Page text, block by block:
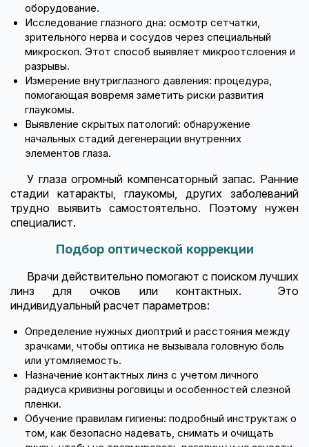
оборудование.
Исследование глазного дна: осмотр сетчатки,
зрительного нерва и сосудов через специальный
микроскоп. Этот способ выявляет микроотслоения и
разрывы.
Измерение внутриглазного давления: процедура,
помогающая вовремя заметить риски развития
глаукомы.
Выявление скрытых патологий: обнаружение
начальных стадий дегенерации внутренних
элементов глаза.
У глаза огромный компенсаторный запас. Ранние
стадии катаракты, глаукомы, других заболеваний
трудно выявить самостоятельно. Поэтому нужен
специалист.
Подбор оптической коррекции
Врачи действительно помогают с поиском лучших
линз для очков или контактных. Это
индивидуальный расчет параметров:
Определение нужных диоптрий и расстояния между
зрачками, чтобы оптика не вызывала головную боль
или утомляемость.
Назначение контактных линз с учетом личного
радиуса кривизны роговицы и особенностей слезной
пленки.
Обучение правилам гигиены: подробный инструктаж о
том, как безопасно надевать, снимать и очищать